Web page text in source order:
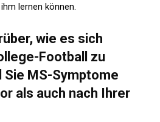
lernen können.
wie es sich
Football zu
Sie MS-Symptome
als auch nach Ihrer